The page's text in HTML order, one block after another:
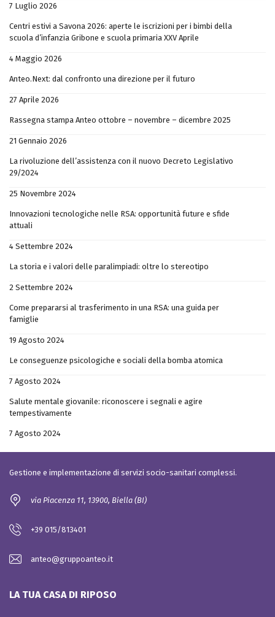
7 Luglio 2026
Centri estivi a Savona 2026: aperte le iscrizioni per i bimbi della
scuola d’infanzia Gribone e scuola primaria XXV Aprile
4 Maggio 2026
Anteo.Next: dal confronto una direzione per il futuro
27 Aprile 2026
Rassegna stampa Anteo ottobre – novembre – dicembre 2025
21 Gennaio 2026
La rivoluzione dell’assistenza con il nuovo Decreto Legislativo
29/2024
25 Novembre 2024
Innovazioni tecnologiche nelle RSA: opportunità future e sfide
attuali
4 Settembre 2024
La storia e i valori delle paralimpiadi: oltre lo stereotipo
2 Settembre 2024
Come prepararsi al trasferimento in una RSA: una guida per
famiglie
19 Agosto 2024
Le conseguenze psicologiche e sociali della bomba atomica
7 Agosto 2024
Salute mentale giovanile: riconoscere i segnali e agire
tempestivamente
7 Agosto 2024
Gestione e implementazione di servizi socio-sanitari complessi.
via Piacenza 11, 13900, Biella (BI)
+39 015/813401
anteo@gruppoanteo.it
LA TUA CASA DI RIPOSO